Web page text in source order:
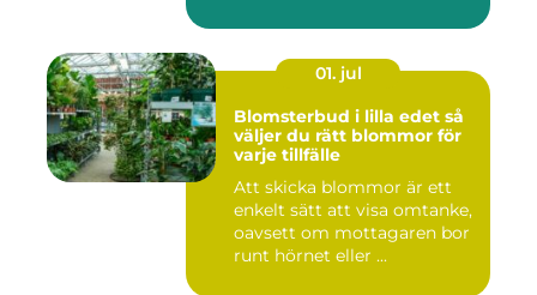
01. jul
Blomsterbud i lilla edet så
väljer du rätt blommor för
varje tillfälle
Att skicka blommor är ett
enkelt sätt att visa omtanke,
oavsett om mottagaren bor
runt hörnet eller ...